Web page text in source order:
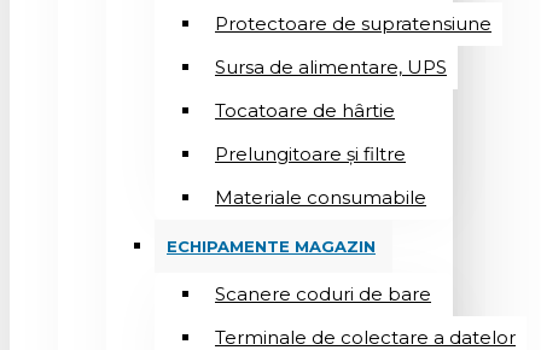
Protectoare de supratensiune
Sursa de alimentare, UPS
Tocatoare de hârtie
Prelungitoare și filtre
Materiale consumabile
ECHIPAMENTE MAGAZIN
Scanere coduri de bare
Terminale de colectare a datelor